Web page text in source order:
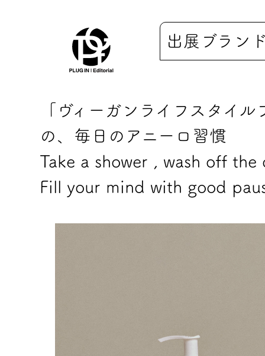
出展ブラン
「ヴィーガンライフスタイ
の、毎日のアニーロ習慣
Take a shower , wash off the
Fill your mind with good